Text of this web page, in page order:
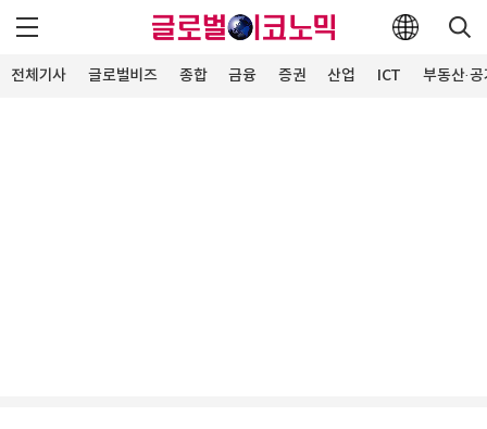
전체기사 글로벌비즈 종합 금융 증권 산업 ICT 부동산·